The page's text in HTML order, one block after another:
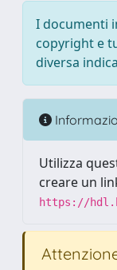
I documenti
copyright e
diversa
Utilizza
creare un
https://